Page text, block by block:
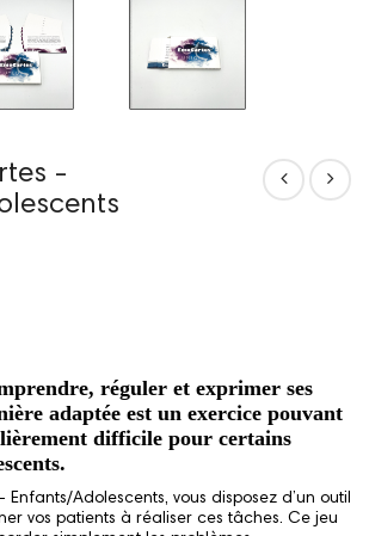
-
réguler et exprimer ses
adaptée est un exercice pouvant
difficile pour certains
.
Adolescents, vous disposez d’un outil
vos patients à réaliser ces tâches. Ce jeu